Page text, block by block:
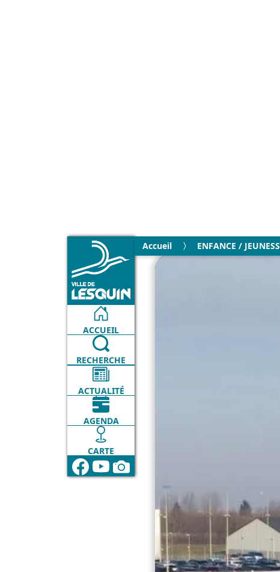
Accueil ENFANCE /
ACCUEIL
RECHERCHE
ACTUALITÉ
AGENDA
CARTE